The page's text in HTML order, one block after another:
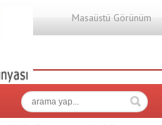
Masaüstü Görünüm